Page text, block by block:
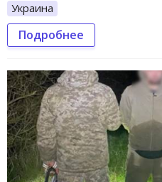
Украина
Подробнее